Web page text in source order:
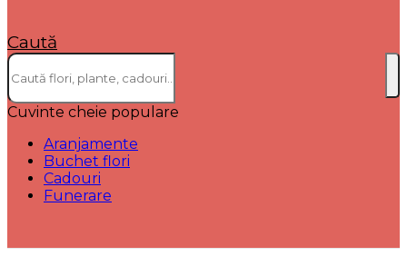
Caută
Cuvinte cheie populare
Aranjamente
Buchet flori
Cadouri
Funerare